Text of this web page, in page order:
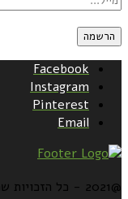
Facebook
Instagram
Pinterest
Email
@2021 - כל הזכויות שמורות למירב גביש | ביצוע